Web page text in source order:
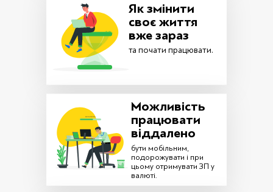
Як змінити
своє життя
вже зараз
та почати працювати.
Можливість
працювати
віддалено
бути мобільним,
подорожувати і при
цьому отримувати ЗП у
валюті.